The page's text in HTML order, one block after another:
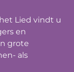
Lied vindt u
en
grote
als